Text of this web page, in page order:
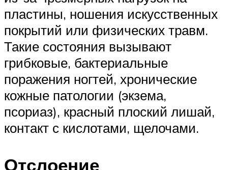
пластины, ношения искусственных
покрытий или физических травм.
Такие состояния вызывают
грибковые, бактериальные
поражения ногтей, хронические
кожные патологии (экзема,
псориаз), красный плоский лишай,
контакт с кислотами, щелочами.
Отслоение